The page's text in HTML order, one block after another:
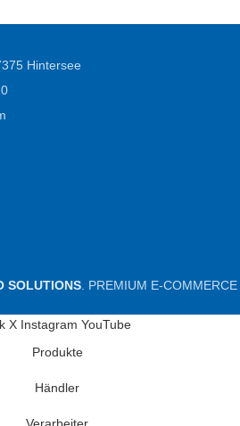
Hintersee
SOLUTIONS . PREMIUM E-COMMERCE
X Instagram YouTube
Produkte
Händler
Verarbeiter